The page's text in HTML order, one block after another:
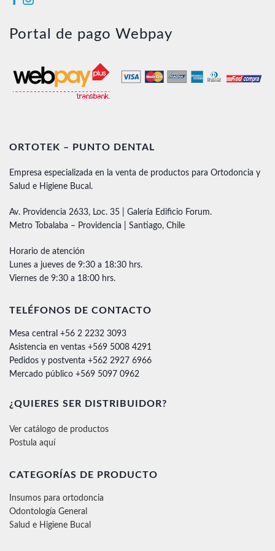
Portal de pago Webpay
ORTOTEK – PUNTO DENTAL
Empresa especializada en la venta de productos para Ortodoncia y
Salud e Higiene Bucal.
Av. Providencia 2633, Loc. 35 | Galería Edificio Forum.
Metro Tobalaba – Providencia | Santiago, Chile
Horario de atención
Lunes a jueves de 9:30 a 18:30 hrs.
Viernes de 9:30 a 18:00 hrs.
TELÉFONOS DE CONTACTO
Mesa central +56 2 2232 3093
Asistencia en ventas +569 5008 4291
Pedidos y postventa +562 2927 6966
Mercado público +569 5097 0962
¿QUIERES SER DISTRIBUIDOR?
Ver catálogo de productos
Postula aquí
CATEGORÍAS DE PRODUCTO
Insumos para ortodoncia
Odontología General
Salud e Higiene Bucal